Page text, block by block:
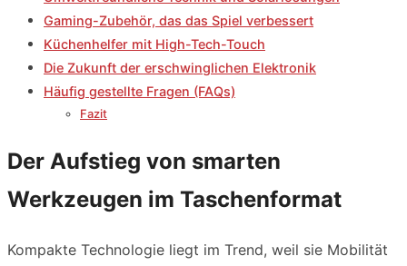
Gaming-Zubehör, das das Spiel verbessert
Küchenhelfer mit High-Tech-Touch
Die Zukunft der erschwinglichen Elektronik
Häufig gestellte Fragen (FAQs)
Fazit
Der Aufstieg von smarten
Werkzeugen im Taschenformat
Kompakte Technologie liegt im Trend, weil sie Mobilität